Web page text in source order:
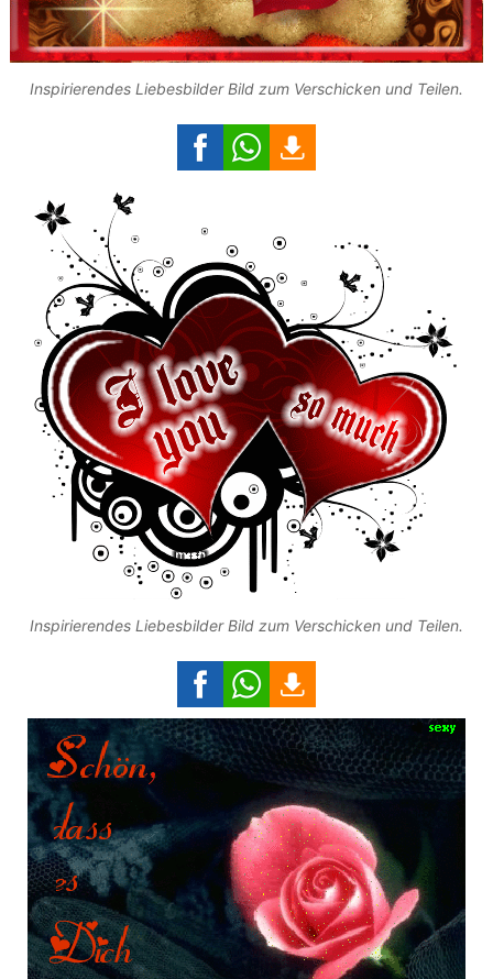
Inspirierendes Liebesbilder Bild zum Verschicken und Teilen.
Inspirierendes Liebesbilder Bild zum Verschicken und Teilen.